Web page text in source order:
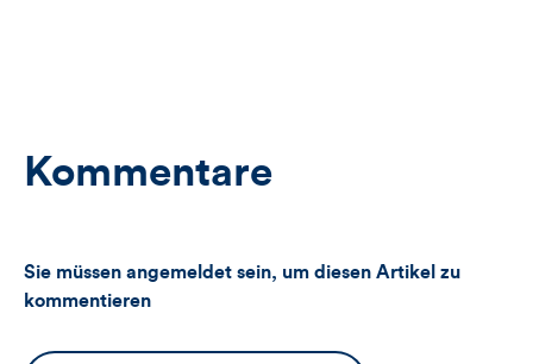
Kommentare
Sie müssen angemeldet sein, um diesen Artikel zu
kommentieren